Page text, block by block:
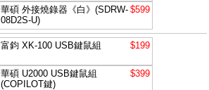
華碩 外接燒錄器《白》(SDRW-
08D2S-U)
$599
富鈞 XK-100 USB鍵鼠組 $199
華碩 U2000 USB鍵鼠組
(COPILOT鍵)
$399